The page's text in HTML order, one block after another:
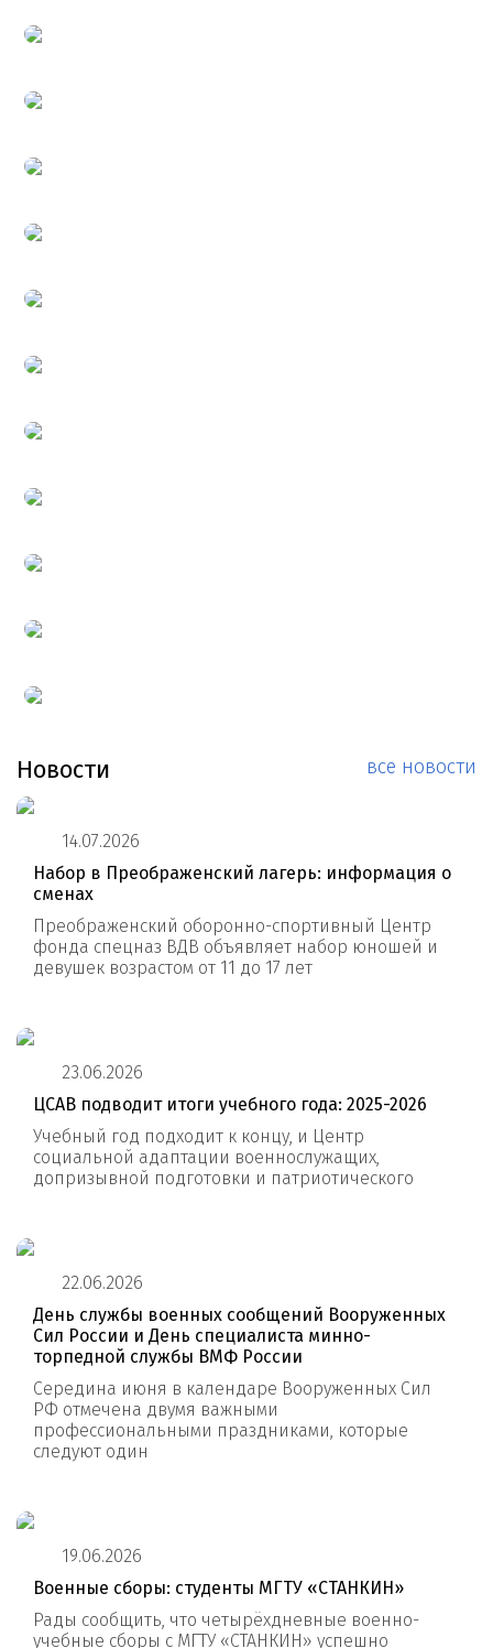
все новости
Новости
14.07.2026
Набор в Преображенский лагерь: информация о
сменах
Преображенский оборонно-спортивный Центр
фонда спецназ ВДВ объявляет набор юношей и
девушек возрастом от 11 до 17 лет
23.06.2026
ЦСАВ подводит итоги учебного года: 2025-2026
Учебный год подходит к концу, и Центр
социальной адаптации военнослужащих,
допризывной подготовки и патриотического
22.06.2026
День службы военных сообщений Вооруженных
Сил России и День специалиста минно-
торпедной службы ВМФ России
Середина июня в календаре Вооруженных Сил
РФ отмечена двумя важными
профессиональными праздниками, которые
следуют один
19.06.2026
Военные сборы: студенты МГТУ «СТАНКИН»
Рады сообщить, что четырёхдневные военно-
учебные сборы с МГТУ «СТАНКИН» успешно